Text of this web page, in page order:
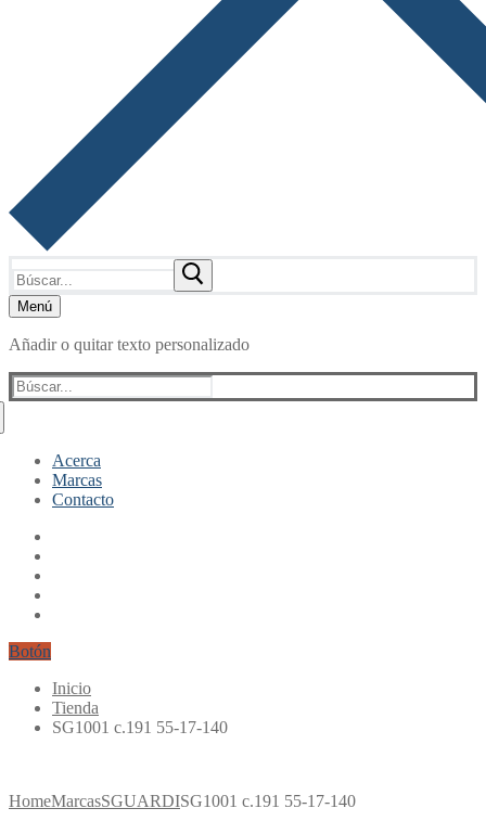
Menú
Añadir o quitar texto personalizado
Buscar:
Acerca
Marcas
Contacto
Botón
Inicio
Tienda
SG1001 c.191 55-17-140
HomeMarcasSGUARDISG1001 c.191 55-17-140